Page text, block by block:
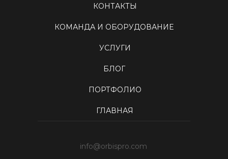
КОНТАКТЫ
КОМАНДА И ОБОРУДОВАНИЕ
УСЛУГИ
БЛОГ
ПОРТФОЛИО
ГЛАВНАЯ
info@orbispro.com